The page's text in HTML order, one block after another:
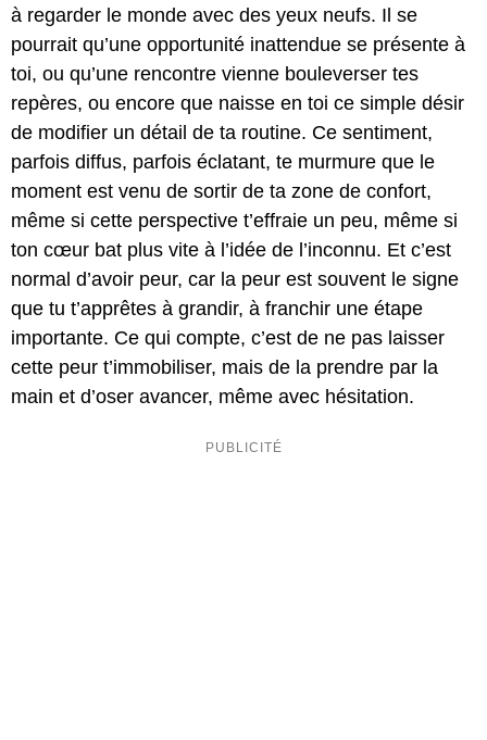
à regarder le monde avec des yeux neufs. Il se
pourrait qu’une opportunité inattendue se présente à
toi, ou qu’une rencontre vienne bouleverser tes
repères, ou encore que naisse en toi ce simple désir
de modifier un détail de ta routine. Ce sentiment,
parfois diffus, parfois éclatant, te murmure que le
moment est venu de sortir de ta zone de confort,
même si cette perspective t’effraie un peu, même si
ton cœur bat plus vite à l’idée de l’inconnu. Et c’est
normal d’avoir peur, car la peur est souvent le signe
que tu t’apprêtes à grandir, à franchir une étape
importante. Ce qui compte, c’est de ne pas laisser
cette peur t’immobiliser, mais de la prendre par la
main et d’oser avancer, même avec hésitation.